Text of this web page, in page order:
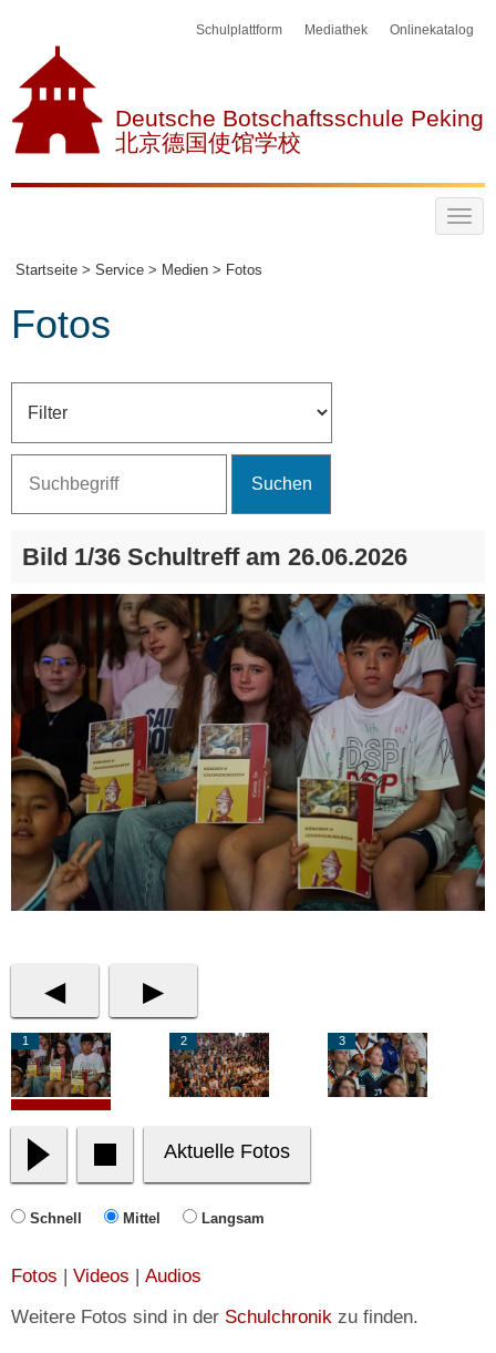
Onlinekatalog
Mediathek
Schulplattform
Deutsche Botschaftsschule Peking
北京德国使馆学校
Startseite > Service > Medien > Fotos
Fotos
Bild 1/36 Schultreff am 26.06.2026
◀ ▶
1 2 3
Aktuelle Fotos
Schnell Mittel Langsam
Fotos | Videos | Audios
Weitere Fotos sind in der Schulchronik zu finden.